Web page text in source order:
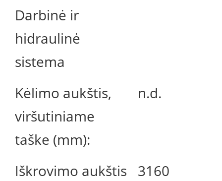
Darbinė ir
hidraulinė
sistema
Kėlimo aukštis,
viršutiniame
taške (mm):
n.d.
Iškrovimo aukštis
3160